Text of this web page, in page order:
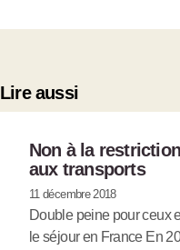
Lire aussi
Non à la
aux transports
11 décembre 2018
Double peine pour ceux
le séjour en France En